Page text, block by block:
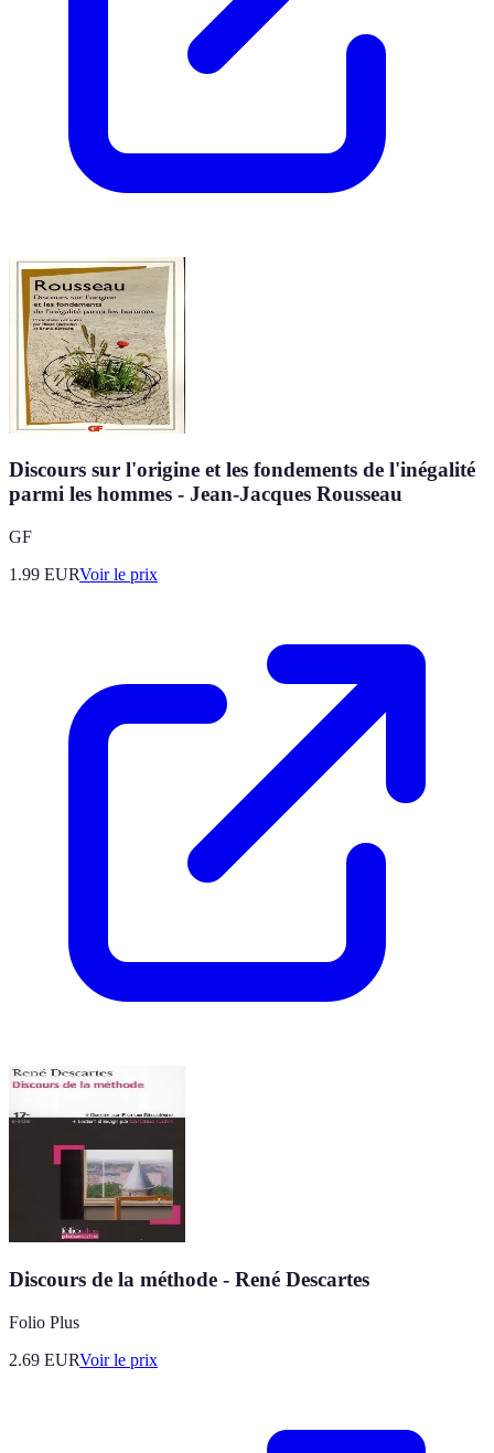
Discours sur l'origine et les fondements de l'inégalité
parmi les hommes - Jean-Jacques Rousseau
GF
1.99 EURVoir le prix
Discours de la méthode - René Descartes
Folio Plus
2.69 EURVoir le prix